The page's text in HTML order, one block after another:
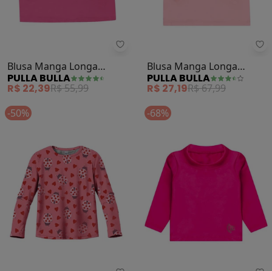
Pulla Bulla - Blusa Manga Longa
Blusa Manga Longa
Menina (Rosa)
PULLA BULLA
R$ 22,39R$ 55,99
Blusa Manga Longa
Menina (Rosa)
PULLA BULLA
R$ 27,19R$ 67,99
-50%
-68%